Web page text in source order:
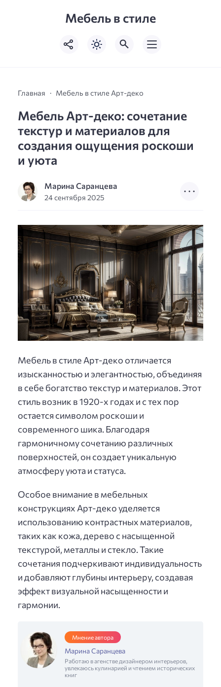
Мебель в стиле
Главная Мебель в стиле Арт-деко
Мебель Арт-деко: сочетание
текстур и материалов для
создания ощущения роскоши
и уюта
Марина Саранцева
24 сентября 2025
Мебель в стиле Арт-деко отличается
изысканностью и элегантностью, объединяя
в себе богатство текстур и материалов. Этот
стиль возник в 1920-х годах и с тех пор
остается символом роскоши и
современного шика. Благодаря
гармоничному сочетанию различных
поверхностей, он создает уникальную
атмосферу уюта и статуса.
Особое внимание в мебельных
конструкциях Арт-деко уделяется
использованию контрастных материалов,
таких как кожа, дерево с насыщенной
текстурой, металлы и стекло. Такие
сочетания подчеркивают индивидуальность
и добавляют глубины интерьеру, создавая
эффект визуальной насыщенности и
гармонии.
Мнение автора
Марина Саранцева
Работаю в агенстве дизайнером интерьеров,
увлекаюсь кулинарией и чтением исторических
книг